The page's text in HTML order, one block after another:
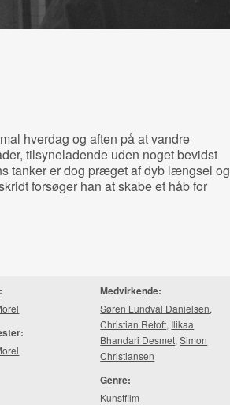
hverdag og aften på at vandre
tilsyneladende uden noget bevidst
tanker er dog præget af dyb længsel og
forsøger han at skabe et håb for
Medvirkende:
Søren Lundval Danielsen,
Christian Retoft, Ilikaa
Bhandari Desmet,Simon
Christiansen
Genre:
Kunstfilm